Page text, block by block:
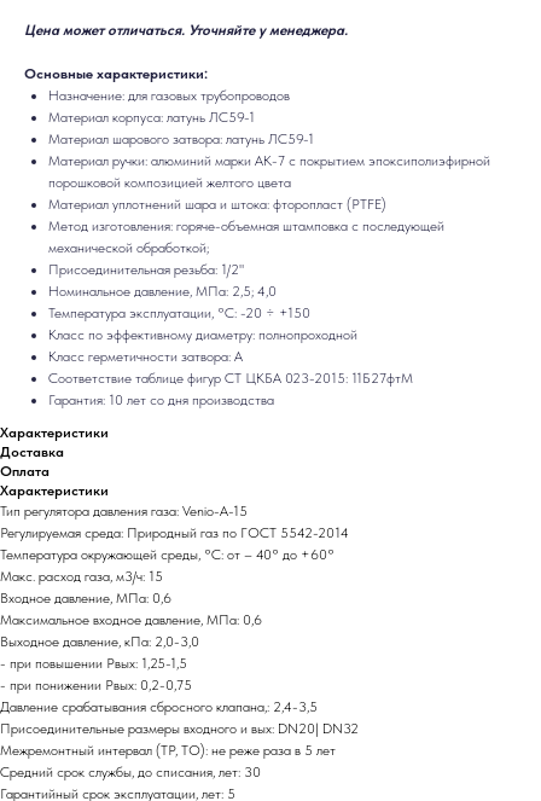
Цена может отличаться. Уточняйте у менеджера.
Основные характеристики:
Назначение: для газовых трубопроводов
Материал корпуса: латунь ЛС59-1
Материал шарового затвора: латунь ЛС59-1
Материал ручки: алюминий марки АК-7 с покрытием эпоксиполиэфирной
порошковой композицией желтого цвета
Материал уплотнений шара и штока: фторопласт (PTFE)
Метод изготовления: горяче-объемная штамповка с последующей
механической обработкой;
Присоединительная резьба: 1/2"
Номинальное давление, МПа: 2,5; 4,0
Температура эксплуатации, °С: -20 ÷ +150
Класс по эффективному диаметру: полнопроходной
Класс герметичности затвора: А
Соответствие таблице фигур СТ ЦКБА 023-2015: 11Б27фтМ
Гарантия: 10 лет со дня производства
Характеристики
Доставка
Оплата
Характеристики
Тип регулятора давления газа: Venio-A-15
Регулируемая среда: Природный газ по ГОСТ 5542-2014
Температура окружающей среды, °C: от – 40° до +60°
Макс. расход газа, м3/ч: 15
Входное давление, МПа: 0,6
Максимальное входное давление, МПа: 0,6
Выходное давление, кПа: 2,0-3,0
- при повышении Рвых: 1,25-1,5
- при понижении Рвых: 0,2-0,75
Давление срабатывания сбросного клапана,: 2,4-3,5
Присоединительные размеры входного и вых: DN20| DN32
Межремонтный интервал (ТР, ТО): не реже раза в 5 лет
Средний срок службы, до списания, лет: 30
Гарантийный срок эксплуатации, лет: 5